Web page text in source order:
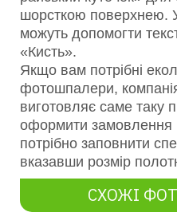
шорсткою поверхнею.
можуть допомогти
«Кисть».
Якщо вам потрібні
фотошпалери,
виготовляє саме таку
оформити
потрібно заповнити
вказавши розмір
СХОЖІ